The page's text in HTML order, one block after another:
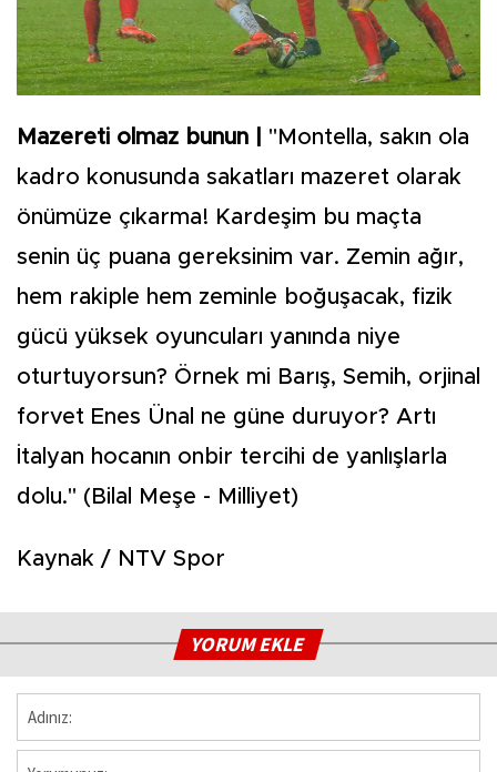
Mazereti olmaz bunun |
"Montella, sakın ola
kadro konusunda sakatları mazeret olarak
önümüze çıkarma! Kardeşim bu maçta
senin üç puana gereksinim var. Zemin ağır,
hem rakiple hem zeminle boğuşacak, fizik
gücü yüksek oyuncuları yanında niye
oturtuyorsun? Örnek mi Barış, Semih, orjinal
forvet Enes Ünal ne güne duruyor? Artı
İtalyan hocanın onbir tercihi de yanlışlarla
dolu." (Bilal Meşe - Milliyet)
Kaynak / NTV Spor
YORUM EKLE